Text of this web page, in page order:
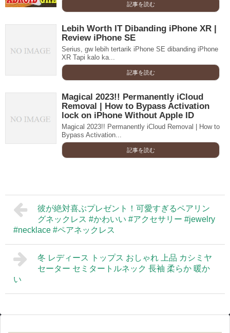
記事を読む
Lebih Worth IT Dibanding iPhone XR |
Review iPhone SE
Serius, gw lebih tertarik iPhone SE dibanding iPhone
XR Tapi kalo ka...
記事を読む
Magical 2023!! Permanently iCloud
Removal | How to Bypass Activation
lock on iPhone Without Apple ID
Magical 2023!! Permanently iCloud Removal | How to
Bypass Activation...
記事を読む
彼が絶対喜ぶプレゼント！可愛すぎるペアリン
グネックレス #かわいい #アクセサリー #jewelry
#necklace #ペアネックレス
冬 レディース トップス おしゃれ 上品 カシミヤ
セーター セミタートルネック 長袖 柔らか 暖か
い